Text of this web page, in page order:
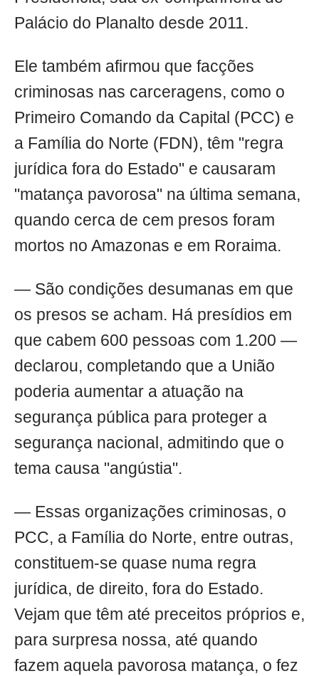
Palácio do Planalto desde 2011.
Ele também afirmou que facções
criminosas nas carceragens, como o
Primeiro Comando da Capital (PCC) e
a Família do Norte (FDN), têm "regra
jurídica fora do Estado" e causaram
"matança pavorosa" na última semana,
quando cerca de cem presos foram
mortos no Amazonas e em Roraima.
— São condições desumanas em que
os presos se acham. Há presídios em
que cabem 600 pessoas com 1.200 —
declarou, completando que a União
poderia aumentar a atuação na
segurança pública para proteger a
segurança nacional, admitindo que o
tema causa "angústia".
— Essas organizações criminosas, o
PCC, a Família do Norte, entre outras,
constituem-se quase numa regra
jurídica, de direito, fora do Estado.
Vejam que têm até preceitos próprios e,
para surpresa nossa, até quando
fazem aquela pavorosa matança, o fez